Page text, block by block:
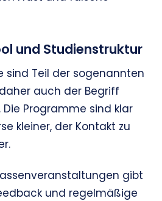
und Studienstruktur
sind Teil der sogenannten
auch der Begriff
Die Programme sind klar
kleiner, der Kontakt zu
gibt
und regelmäßige